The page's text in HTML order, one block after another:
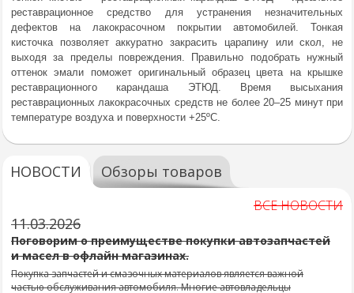
реставрационное средство для устранения незначительных
дефектов на лакокрасочном покрытии автомобилей. Тонкая
кисточка позволяет аккуратно закрасить царапину или скол, не
выходя за пределы повреждения. Правильно подобрать нужный
оттенок эмали поможет оригинальный образец цвета на крышке
реставрационного карандаша ЭТЮД. Время высыхания
реставрационных лакокрасочных средств не более 20–25 минут при
температуре воздуха и поверхности +25ºС.
НОВОСТИ Обзоры товаров
ВСЕ НОВОСТИ
11.03.2026
Поговорим о преимуществе покупки автозапчастей
и масел в офлайн магазинах.
Покупка запчастей и смазочных материалов является важной
частью обслуживания автомобиля. Многие автовладельцы